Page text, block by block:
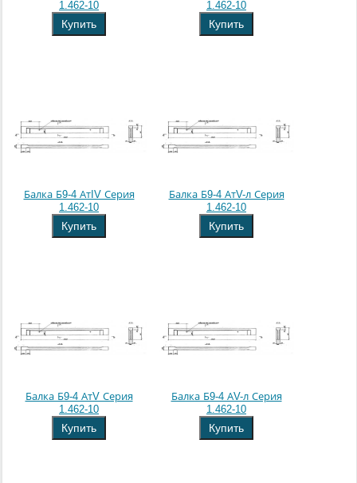
1.462-10
Купить
1.462-10
Купить
Балка Б9-4 АтIV Серия
1.462-10
Купить
Балка Б9-4 АтV-л Серия
1.462-10
Купить
Балка Б9-4 АтV Серия
1.462-10
Купить
Балка Б9-4 АV-л Серия
1.462-10
Купить